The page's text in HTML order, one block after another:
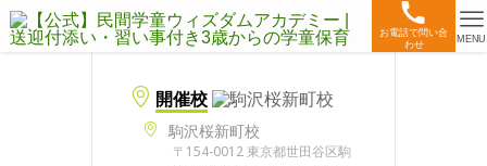
お電話で問い合
わせ
MENU
開催校
駒沢桜新町校
〒154-0012 東京都世田谷区駒